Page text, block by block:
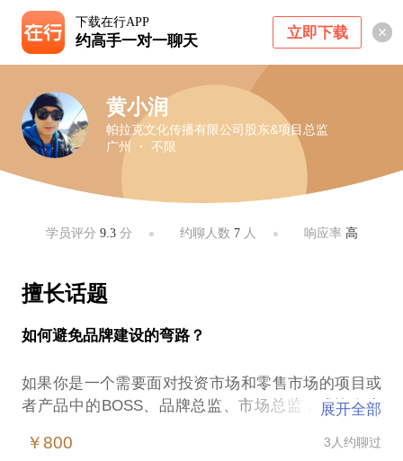
下载在行APP
约高手一对一聊天 立即下载
黄小润
帕拉克文化传播有限公司股东&项目总监
广州 ・ 不限
学员评分 9.3分 约聊人数 7人 响应率 高
擅长话题
如何避免品牌建设的弯路？
如果你是一个需要面对投资市场和零售市场的项目或
者产品中的BOSS、品牌总监、市场总监，或许会为
当下品牌建设的新趋势？
展开全部
￥800 3人约聊过